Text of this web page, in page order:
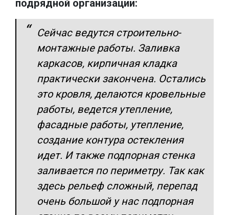
подрядной организации:
Сейчас ведутся строительно-
монтажные работы. Заливка
каркасов, кирпичная кладка
практически закончена. Остались
это кровля, делаются кровельные
работы, ведется утепление,
фасадные работы, утепление,
создание контура остекления
идет. И также подпорная стенка
заливается по периметру. Так как
здесь рельеф сложный, перепад
очень большой у нас подпорная